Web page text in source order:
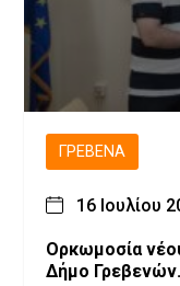
ΓΡΕΒΕΝΆ
16 Ιουλίου
Ορκωμοσία
Δήμο Γρεβενών.